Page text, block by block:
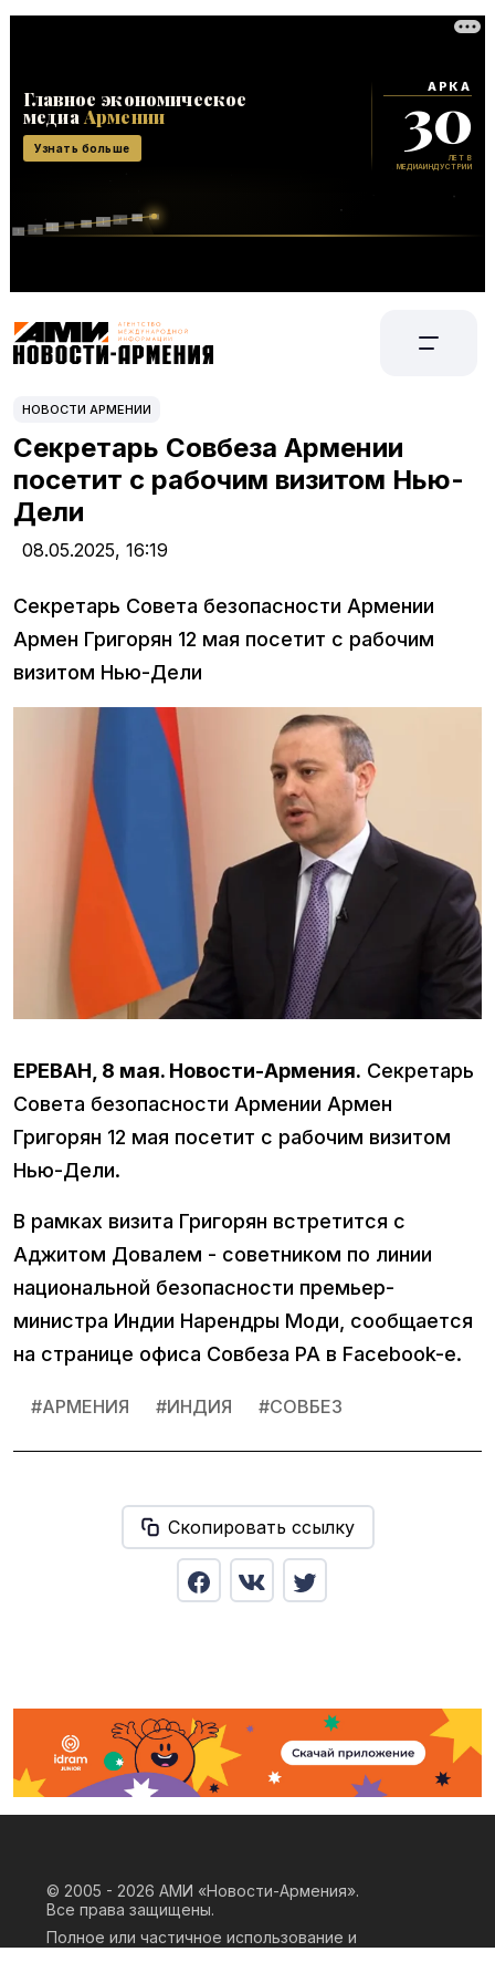
НОВОСТИ АРМЕНИИ
Секретарь Совбеза Армении
посетит с рабочим визитом Нью-
Дели
08.05.2025, 16:19
Секретарь Совета безопасности Армении
Армен Григорян 12 мая посетит с рабочим
визитом Нью-Дели
ЕРЕВАН, 8 мая. Новости-Армения. Секретарь
Совета безопасности Армении Армен
Григорян 12 мая посетит с рабочим визитом
Нью-Дели.
В рамках визита Григорян встретится с
Аджитом Довалем - советником по линии
национальной безопасности премьер-
министра Индии Нарендры Моди, сообщается
на странице офиса Совбеза РА в Facebook-е.
#АРМЕНИЯ #ИНДИЯ #СОВБЕЗ
Скопировать ссылку
© 2005 - 2026 АМИ «Новости-Армения».
Все права защищены.
Полное или частичное использование и